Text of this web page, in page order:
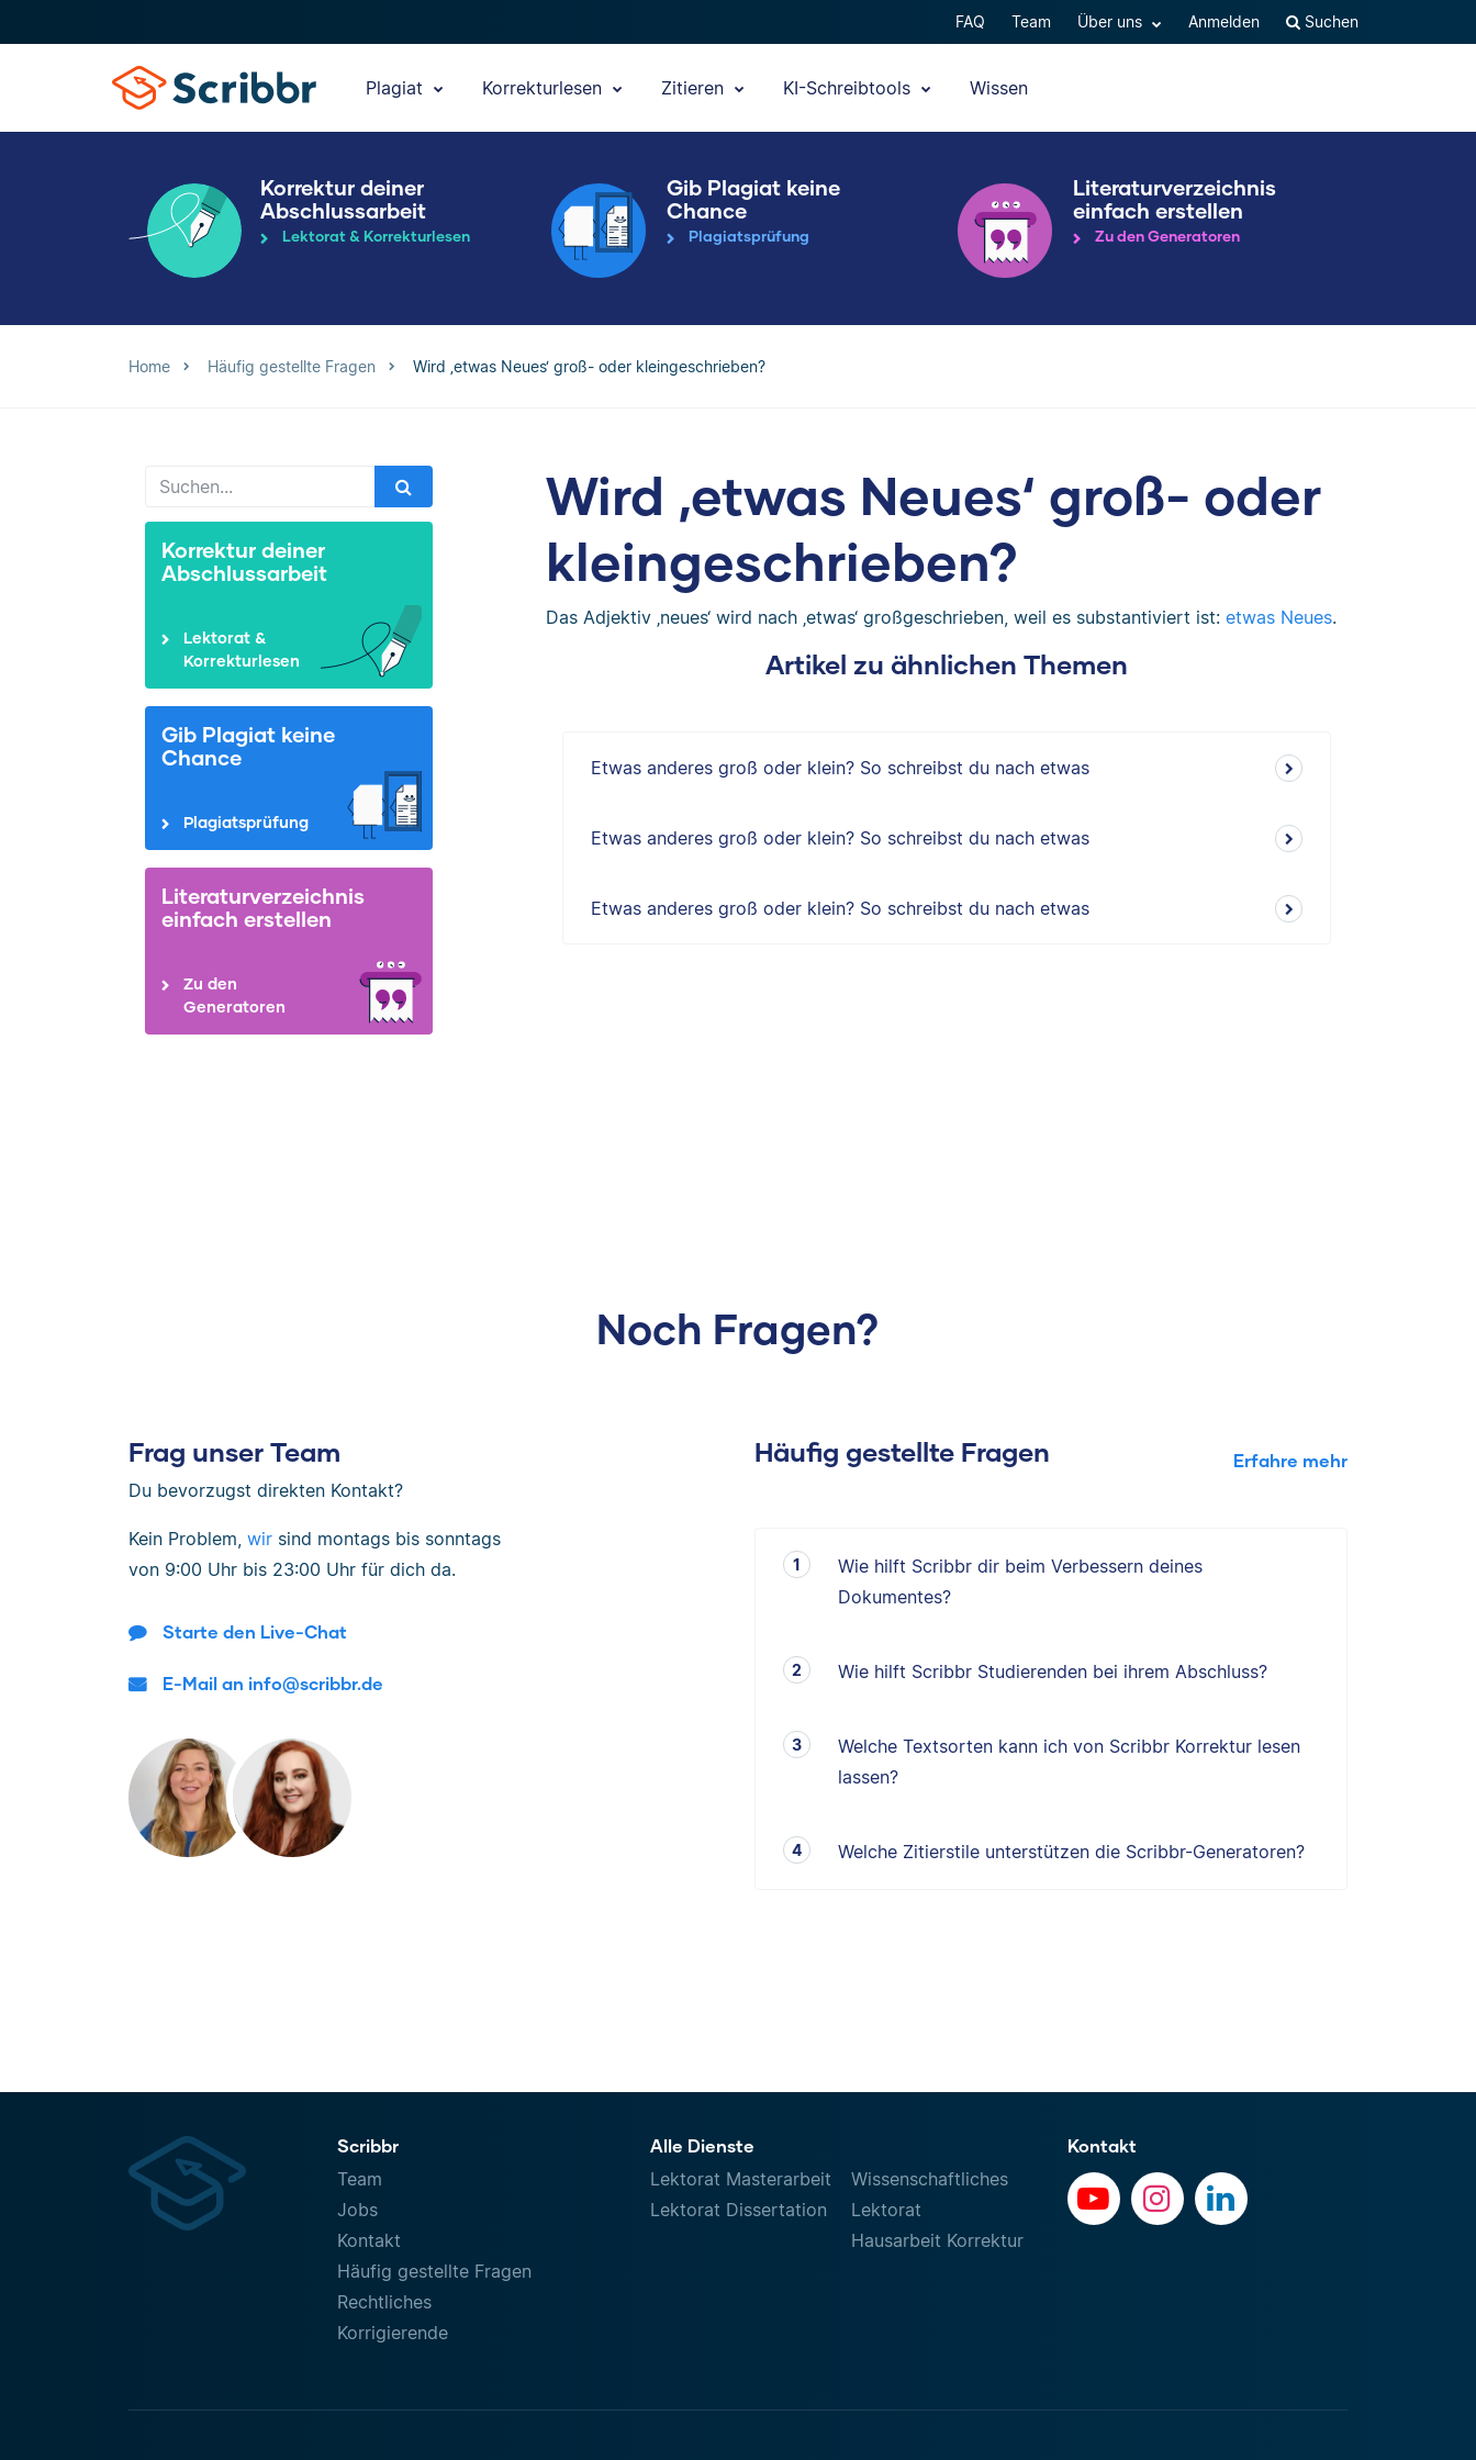
FAQ Team Über uns Anmelden Suchen
Plagiat Korrekturlesen Zitieren KI-Schreibtools Wissen
Korrektur deiner
Abschlussarbeit
Lektorat & Korrekturlesen
Gib Plagiat keine
Chance
Plagiatsprüfung
Literaturverzeichnis
einfach erstellen
Zu den Generatoren
Home Häufig gestellte Fragen Wird ‚etwas Neues‘ groß- oder kleingeschrieben?
Korrektur deiner
Abschlussarbeit
Lektorat &
Korrekturlesen
Gib Plagiat keine
Chance
Plagiatsprüfung
Literaturverzeichnis
einfach erstellen
Zu den
Generatoren
Wird ‚etwas Neues‘ groß- oder
kleingeschrieben?
Das Adjektiv ‚neues‘ wird nach ‚etwas‘ großgeschrieben, weil es substantiviert ist: etwas Neues.
Artikel zu ähnlichen Themen
Etwas anderes groß oder klein? So schreibst du nach etwas
Etwas anderes groß oder klein? So schreibst du nach etwas
Etwas anderes groß oder klein? So schreibst du nach etwas
Noch Fragen?
Frag unser Team
Du bevorzugst direkten Kontakt?
Kein Problem, wir sind montags bis sonntags
von 9:00 Uhr bis 23:00 Uhr für dich da.
Starte den Live-Chat
E-Mail an info@scribbr.de
Häufig gestellte Fragen Erfahre mehr
Wie hilft Scribbr dir beim Verbessern deines
Dokumentes?
Wie hilft Scribbr Studierenden bei ihrem Abschluss?
Welche Textsorten kann ich von Scribbr Korrektur lesen
lassen?
Welche Zitierstile unterstützen die Scribbr-Generatoren?
Scribbr
Team
Jobs
Kontakt
Häufig gestellte Fragen
Rechtliches
Korrigierende
Alle Dienste
Lektorat Masterarbeit
Lektorat Dissertation
Wissenschaftliches
Lektorat
Hausarbeit Korrektur
Kontakt